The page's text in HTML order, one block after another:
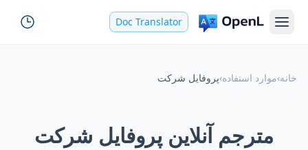
Doc Translator
خانه›موارد استفاده›پروفایل شرکت
مترجم آنلاین پروفایل شرکت